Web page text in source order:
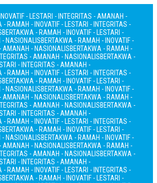
- LESTARI - INTEGRITAS - AMANAH -
- RAMAH - INOVATIF - LESTARI - INTEGRITAS -
BERTAKWA - RAMAH - INOVATIF - LESTARI -
- NASIONALISBERTAKWA - RAMAH - INOVATIF -
AMANAH - NASIONALISBERTAKWA - RAMAH -
- AMANAH - NASIONALISBERTAKWA -
- INTEGRITAS - AMANAH -
- RAMAH - INOVATIF - LESTARI - INTEGRITAS -
BERTAKWA - RAMAH - INOVATIF - LESTARI -
- NASIONALISBERTAKWA - RAMAH - INOVATIF -
AMANAH - NASIONALISBERTAKWA - RAMAH -
- AMANAH - NASIONALISBERTAKWA -
- INTEGRITAS - AMANAH -
- RAMAH - INOVATIF - LESTARI - INTEGRITAS -
BERTAKWA - RAMAH - INOVATIF - LESTARI -
- NASIONALISBERTAKWA - RAMAH - INOVATIF -
AMANAH - NASIONALISBERTAKWA - RAMAH -
- AMANAH - NASIONALISBERTAKWA -
- INTEGRITAS - AMANAH -
- RAMAH - INOVATIF - LESTARI - INTEGRITAS -
BERTAKWA - RAMAH - INOVATIF - LESTARI -